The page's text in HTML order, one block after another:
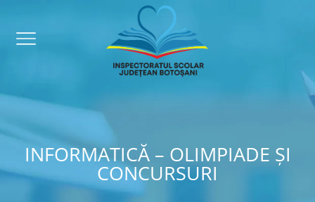
INFORMATICĂ – OLIMPIADE ȘI
CONCURSURI